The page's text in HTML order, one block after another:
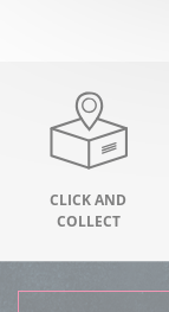
CLICK AND
COLLECT